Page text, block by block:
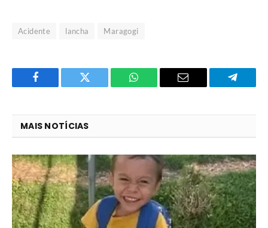
Acidente lancha Maragogi
Facebook Twitter
O
do
WhatsApp?
E-
MAIS NOTÍCIAS